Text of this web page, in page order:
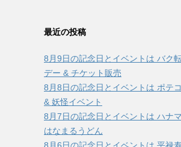
最近の投稿
8月9日の記念日とイベントは バク
デー & チケット販売
8月8日の記念日とイベントは ポテ
& 妖怪イベント
8月7日の記念日とイベントは ハナ
はなまるうどん